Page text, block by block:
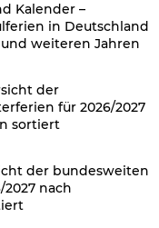
Kalender –
in Deutschland
und weiteren Jahren
der
für 2026/2027
sortiert
der bundesweiten
nach